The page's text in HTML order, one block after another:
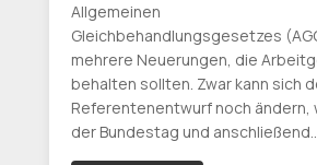
Allgemeinen
Gleichbehandlungsgesetzes
mehrere Neuerungen, die
behalten sollten. Zwar kann sich
Referentenentwurf noch ändern,
der Bundestag und